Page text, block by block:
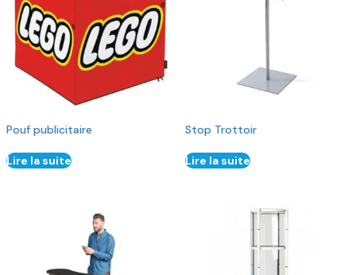
Pouf publicitaire
Lire la suite
Stop Trottoir
Lire la suite